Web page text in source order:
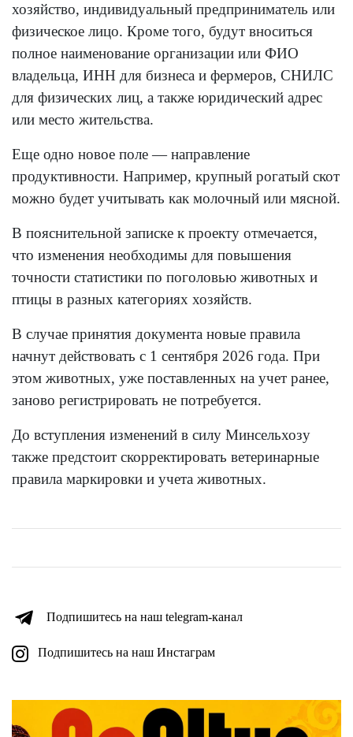
хозяйство, индивидуальный предприниматель или
физическое лицо. Кроме того, будут вноситься
полное наименование организации или ФИО
владельца, ИНН для бизнеса и фермеров, СНИЛС
для физических лиц, а также юридический адрес
или место жительства.
Еще одно новое поле — направление
продуктивности. Например, крупный рогатый скот
можно будет учитывать как молочный или мясной.
В пояснительной записке к проекту отмечается,
что изменения необходимы для повышения
точности статистики по поголовью животных и
птицы в разных категориях хозяйств.
В случае принятия документа новые правила
начнут действовать с 1 сентября 2026 года. При
этом животных, уже поставленных на учет ранее,
заново регистрировать не потребуется.
До вступления изменений в силу Минсельхозу
также предстоит скорректировать ветеринарные
правила маркировки и учета животных.
Подпишитесь на наш telegram-канал
Подпишитесь на наш Инстаграм